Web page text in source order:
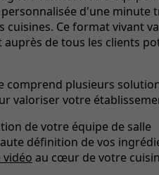
d'une minute
cuisines. Ce format vivant
auprès de tous les clients
comprend plusieurs
valoriser votre
de votre équipe de salle
définition de vos
au cœur de votre